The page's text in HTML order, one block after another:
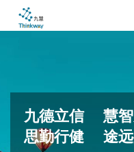
九德立信 慧智
思勤行健 途远